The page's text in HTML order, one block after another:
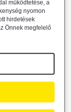
30.
hogy a
esetén a
minimális
30. közötti
működtetése, a
nyomon
hirdetések
Önnek megfelelő